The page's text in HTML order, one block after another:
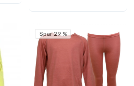
Spar 29 %